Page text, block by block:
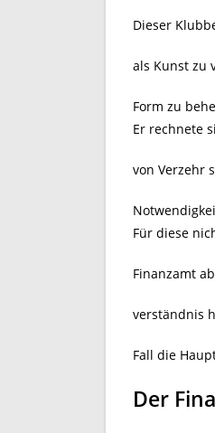
Dieser
als Kunst zu
Form zu
Er rechnete
von Verzehr
Für diese
Finanzamt
verständnis
Fall die
Der